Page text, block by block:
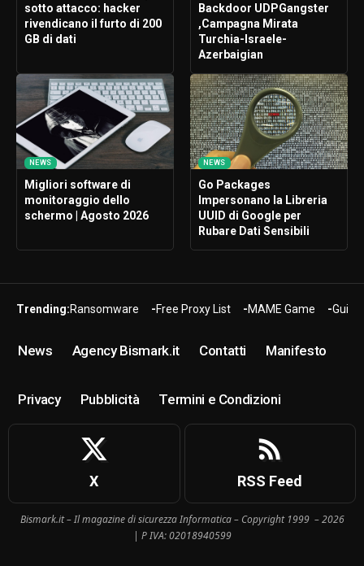
sotto attacco: hacker
rivendicano il furto di 200
GB di dati
Backdoor UDPGangster
,Campagna Mirata
Turchia-Israele-
Azerbaigian
NEWS
Migliori software di
monitoraggio dello
schermo | Agosto 2026
NEWS
Go Packages
Impersonano la Libreria
UUID di Google per
Rubare Dati Sensibili
Trending:Ransomware Free Proxy List MAME Game Guide
News Agency Bismark.it Contatti Manifesto
Privacy Pubblicità Termini e Condizioni
X RSS Feed
Bismark.it – Il magazine di sicurezza Informatica – Copyright 1999 – 2026
| P IVA: 02018940599